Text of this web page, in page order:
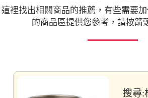
這裡找出相關商品的推薦，有些需要
的商品區提供您參考，請按箭
搜尋: